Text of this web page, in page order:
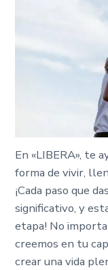
En «LIBERA», te
forma de vivir,
¡Cada paso que
significativo, y
etapa! No
creemos en tu
crear una vida